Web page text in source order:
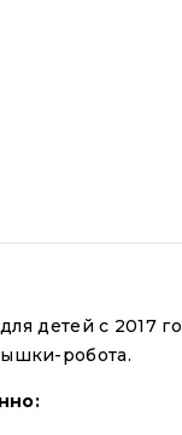
детей с 2017
робота.